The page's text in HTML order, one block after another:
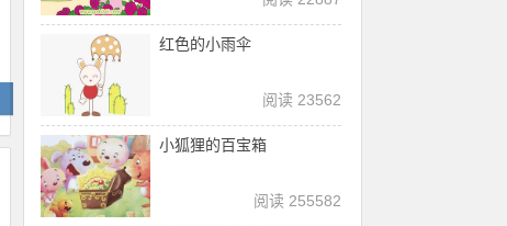
红色的小雨伞
阅读 23562
小狐狸的百宝箱
阅读 255582